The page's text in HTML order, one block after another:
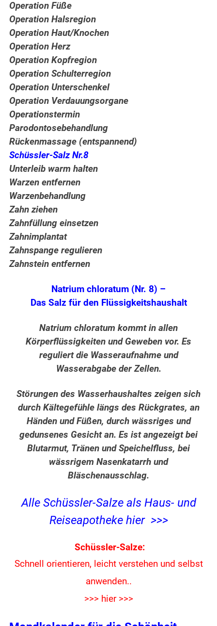
Operation Füße
Operation Halsregion
Operation Haut/Knochen
Operation Herz
Operation Kopfregion
Operation Schulterregion
Operation Unterschenkel
Operation Verdauungsorgane
Operationstermin
Parodontosebehandlung
Rückenmassage (entspannend)
Schüssler-Salz Nr.8
Unterleib warm halten
Warzen entfernen
Warzenbehandlung
Zahn ziehen
Zahnfüllung einsetzen
Zahnimplantat
Zahnspange regulieren
Zahnstein entfernen
Natrium chloratum (Nr. 8) –
Das Salz für den Flüssigkeitshaushalt
Natrium chloratum kommt in allen
Körperflüssigkeiten und Geweben vor. Es
reguliert die Wasseraufnahme und
Wasserabgabe der Zellen.
Störungen des Wasserhaushaltes zeigen sich
durch Kältegefühle längs des Rückgrates, an
Händen und Füßen, durch wässriges und
gedunsenes Gesicht an. Es ist angezeigt bei
Blutarmut, Tränen und Speichelfluss, bei
wässrigem Nasenkatarrh und
Bläschenausschlag.
Alle Schüssler-Salze als Haus- und
Reiseapotheke hier >>>
Schüssler-Salze:
Schnell orientieren, leicht verstehen und selbst
anwenden..
>>> hier >>>